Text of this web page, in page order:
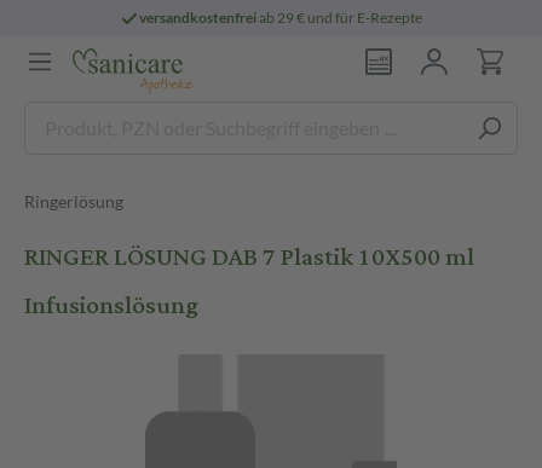
versandkostenfreiab 29 € und für E-Rezepte
Ringerlösung
RINGER LÖSUNG DAB 7 Plastik 10X500 ml
Infusionslösung